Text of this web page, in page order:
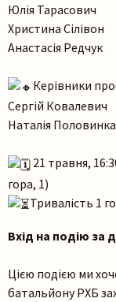
Юлія Тарасович
Христина Сілівон
Анастасія Редчук
Керівники
Сергій Ковалевич
Наталія Половинка
21 травня,
гора, 1)
Тривалість 1
Вхід на подію за
Цією подією ми
батальйону РХБ